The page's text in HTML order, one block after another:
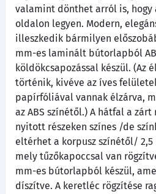
valamint dönthet arról is, hogy
oldalon legyen. Modern,
illeszkedik bármilyen
mm-es laminált bútorlapból
köldökcsapozással készül. (Az
történik, kivéve az íves
papírfóliával vannak élzárva,
az ABS színétől.) A hátfal a zárt
nyitott részeken színes /de
eltérhet a korpusz színétől/ 2,5
mely tűzőkapoccsal van
mm-es bútorlapból készül,
díszítve. A keretléc rögzítése